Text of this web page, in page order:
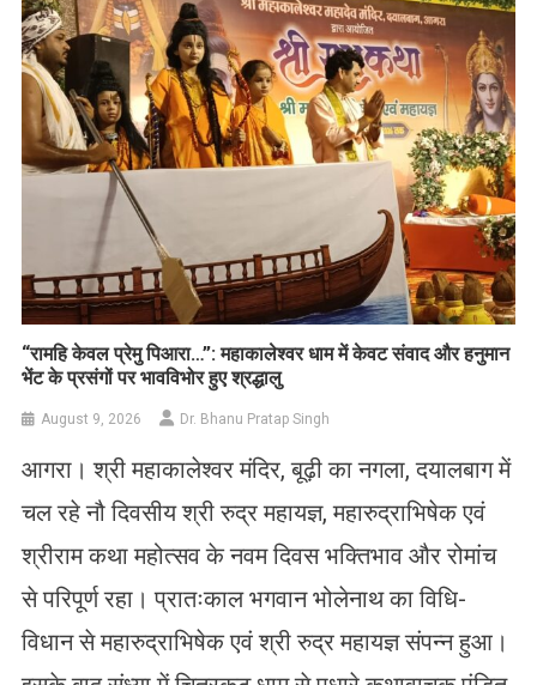
​“रामहि केवल प्रेमु पिआरा…”: महाकालेश्वर धाम में केवट संवाद और हनुमान
भेंट के प्रसंगों पर भावविभोर हुए श्रद्धालु
August 9, 2026 Dr. Bhanu Pratap Singh
आगरा। श्री महाकालेश्वर मंदिर, बूढ़ी का नगला, दयालबाग में
चल रहे नौ दिवसीय श्री रुद्र महायज्ञ, महारुद्राभिषेक एवं
श्रीराम कथा महोत्सव के नवम दिवस भक्तिभाव और रोमांच
से परिपूर्ण रहा। प्रातःकाल भगवान भोलेनाथ का विधि-
विधान से महारुद्राभिषेक एवं श्री रुद्र महायज्ञ संपन्न हुआ।